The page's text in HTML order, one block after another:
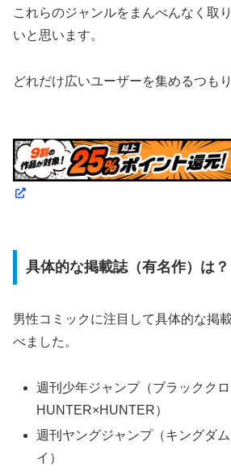
これらのジャンルをまんべんなく取
いと思います。
どれだけ広いユーザーを集めるつも
具体的な掲載誌（有名作）は？
男性コミックに注目して具体的な掲
べました。
週刊少年ジャンプ（ブラッククロ
HUNTER×HUNTER）
週刊ヤングジャンプ（キングダ
イ）